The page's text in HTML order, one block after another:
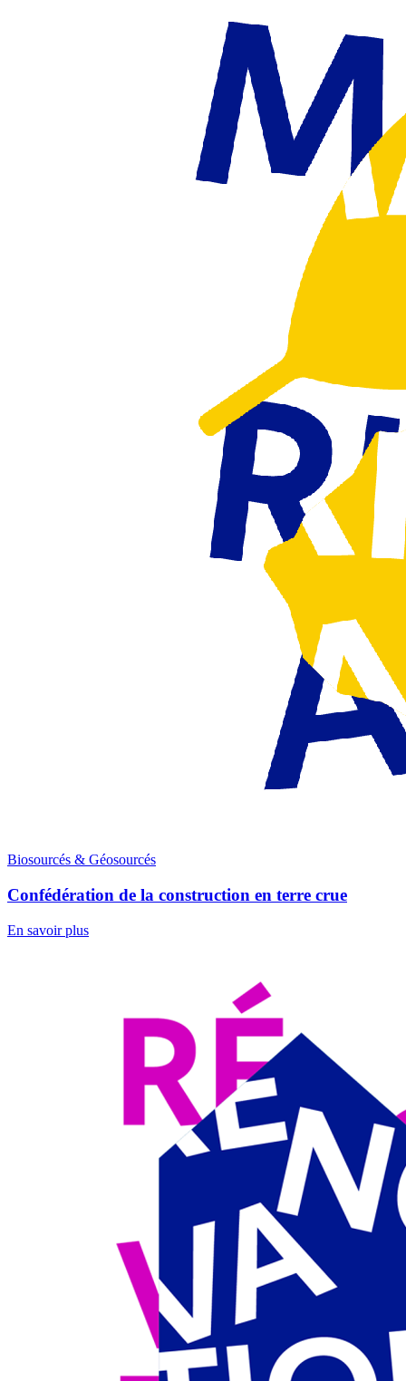
Biosourcés & Géosourcés
Confédération de la construction en terre crue
En savoir plus